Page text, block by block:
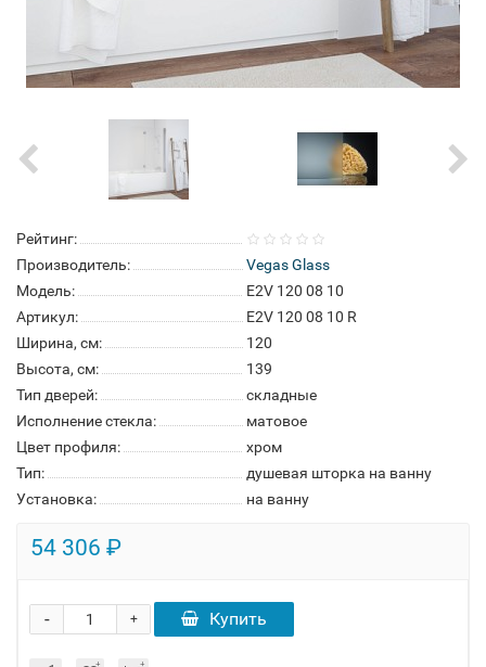
Рейтинг:
Производитель:
Vegas Glass
Модель:
E2V 120 08 10
Артикул:
E2V 120 08 10 R
Ширина, см:
120
Высота, см:
139
Тип дверей:
складные
Исполнение стекла:
матовое
Цвет профиля:
хром
Тип:
душевая шторка на ванну
Установка:
на ванну
54 306 ₽
+
- Купить